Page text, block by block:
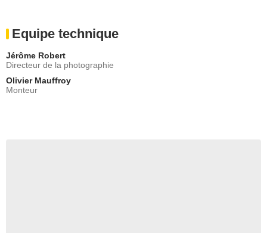
Equipe technique
Jérôme Robert
Directeur de la photographie
Olivier Mauffroy
Monteur